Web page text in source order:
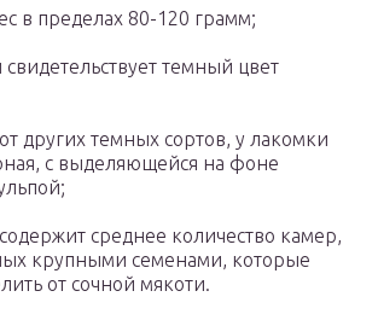
в пределах 80-120 грамм;
свидетельствует темный цвет
других темных сортов, у лакомки
с выделяющейся на фоне
среднее количество камер,
крупными семенами, которые
от сочной мякоти.